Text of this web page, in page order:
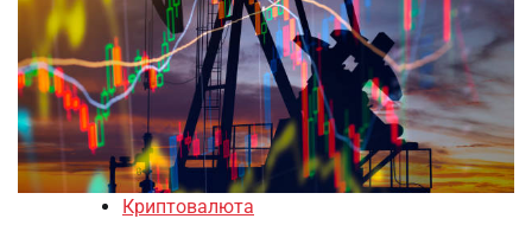
Криптовалюта